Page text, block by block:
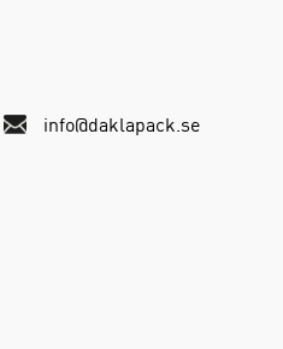
info@daklapack.se